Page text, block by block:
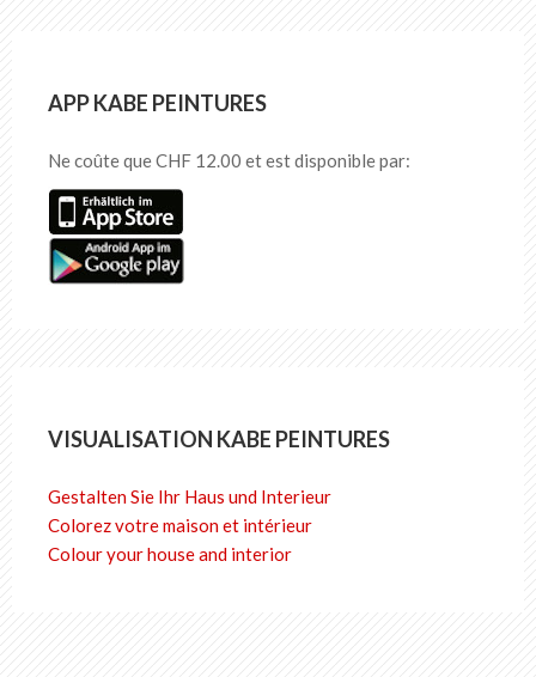
APP KABE PEINTURES
Ne coûte que CHF 12.00 et est disponible par:
VISUALISATION KABE PEINTURES
Gestalten Sie Ihr Haus und Interieur
Colorez votre maison et intérieur
Colour your house and interior